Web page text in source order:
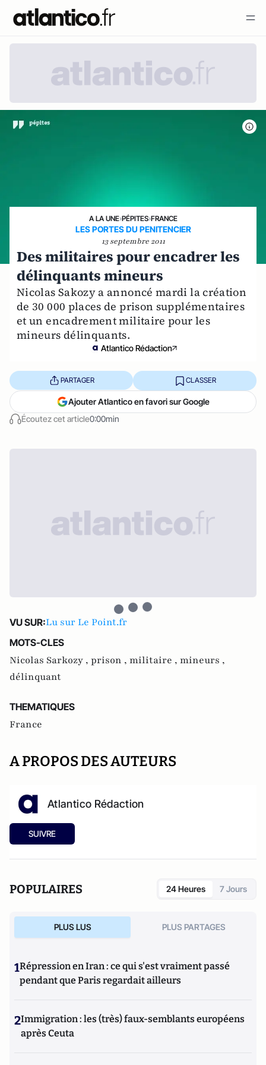
A LA UNE›PÉPITES›FRANCE
LES PORTES DU PENITENCIER
13 septembre 2011
Des militaires pour encadrer les
délinquants mineurs
Nicolas Sakozy a annoncé mardi la création
de 30 000 places de prison supplémentaires
et un encadrement militaire pour les
mineurs délinquants.
Atlantico Rédaction
Écoutez cet article0:00min
PARTAGER CLASSER
Ajouter Atlantico en favori sur Google
VU SUR:Lu sur Le Point.fr
MOTS-CLES
Nicolas Sarkozy , prison , militaire , mineurs ,
délinquant
THEMATIQUES
France
A PROPOS DES AUTEURS
Atlantico Rédaction
SUIVRE
POPULAIRES 24 Heures 7 Jours
PLUS LUS PLUS PARTAGES
1Répression en Iran : ce qui s'est vraiment passé
pendant que Paris regardait ailleurs
2Immigration : les (très) faux-semblants européens
après Ceuta